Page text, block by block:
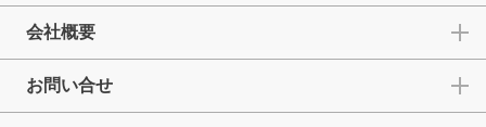
会社概要
お問い合せ